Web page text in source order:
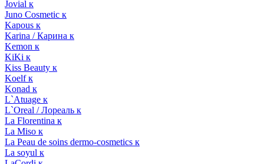
Jovial к
Juno Cosmetic к
Kapous к
Karina / Карина к
Kemon к
KiKi к
Kiss Beauty к
Koelf к
Konad к
L`Atuage к
L`Oreal / Лореаль к
La Florentina к
La Miso к
La Peau de soins dermo-cosmetics к
La soyul к